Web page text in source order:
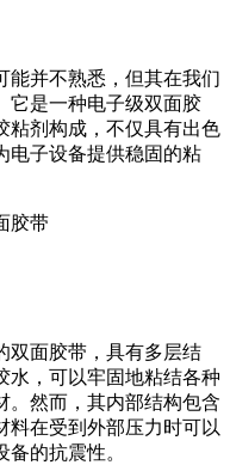
能并不熟悉，但其在我们
它是一种电子级双面胶
粘剂构成，不仅具有出色
电子设备提供稳固的粘
双面胶带，具有多层结
水，可以牢固地粘结各种
。然而，其内部结构包含
料在受到外部压力时可以
的抗震性。